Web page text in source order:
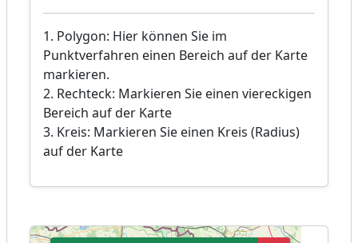
1. Polygon: Hier können Sie im
Punktverfahren einen Bereich auf der Karte
markieren.
2. Rechteck: Markieren Sie einen viereckigen
Bereich auf der Karte
3. Kreis: Markieren Sie einen Kreis (Radius)
auf der Karte